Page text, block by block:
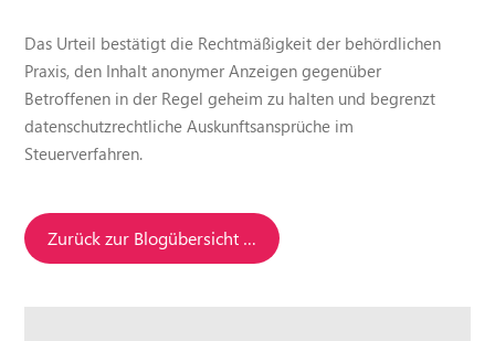
Das Urteil bestätigt die Rechtmäßigkeit der behördlichen
Praxis, den Inhalt anonymer Anzeigen gegenüber
Betroffenen in der Regel geheim zu halten und begrenzt
datenschutzrechtliche Auskunftsansprüche im
Steuerverfahren.
Zurück zur Blogübersicht …